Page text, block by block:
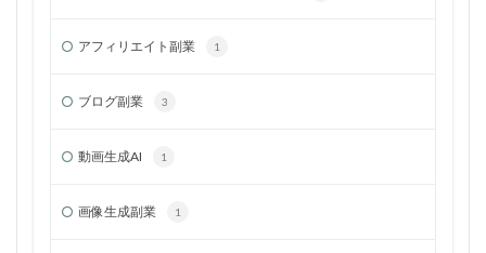
アフィリエイト副業 1
ブログ副業 3
動画生成AI 1
画像生成副業 1